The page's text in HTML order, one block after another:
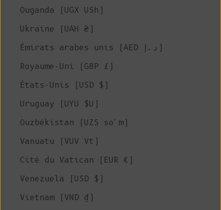
Ouganda (UGX USh)
Ukraine (UAH ₴)
Émirats arabes unis (AED د.إ)
Royaume-Uni (GBP £)
États-Unis (USD $)
Uruguay (UYU $U)
Ouzbékistan (UZS so'm)
Vanuatu (VUV Vt)
Cité du Vatican (EUR €)
Venezuela (USD $)
Vietnam (VND ₫)